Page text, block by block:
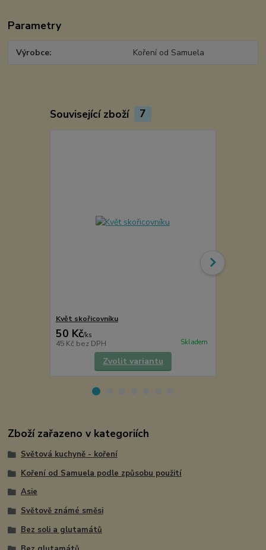
Parametry
Výrobce Koření od Samuela
Související zboží 7
Květ skořicovníku
50 Kč/ks
45 Kč bez DPH Skladem
Zvolit variantu
Zboží zařazeno v kategoriích
Světová kuchyně - koření
Koření od Samuela podle způsobu použití
Asie
Světově známé směsi
Bez soli a glutamátů